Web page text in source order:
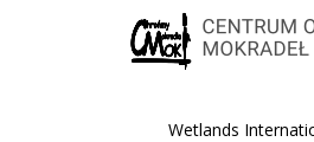
Wetlands